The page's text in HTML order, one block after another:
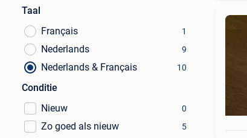
Taal
Français
1
Nederlands 9
Nederlands & Français 10
Conditie
Nieuw
0
Zo goed als nieuw 5